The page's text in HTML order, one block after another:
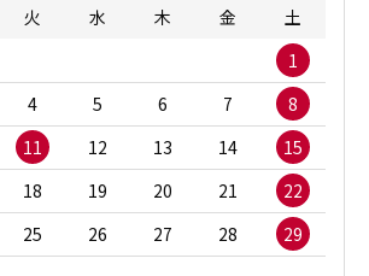
火 水 木 金
土
1
4 5 6 7
8
11 12 13 14
15
18 19 20 21
22
25 26 27 28
29